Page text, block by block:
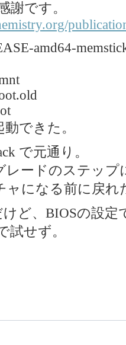
謝です。
amd64-
できた。
で元通り。
レードのステッ
ャになる前に戻れ
けど、BIOSの設
試せず。